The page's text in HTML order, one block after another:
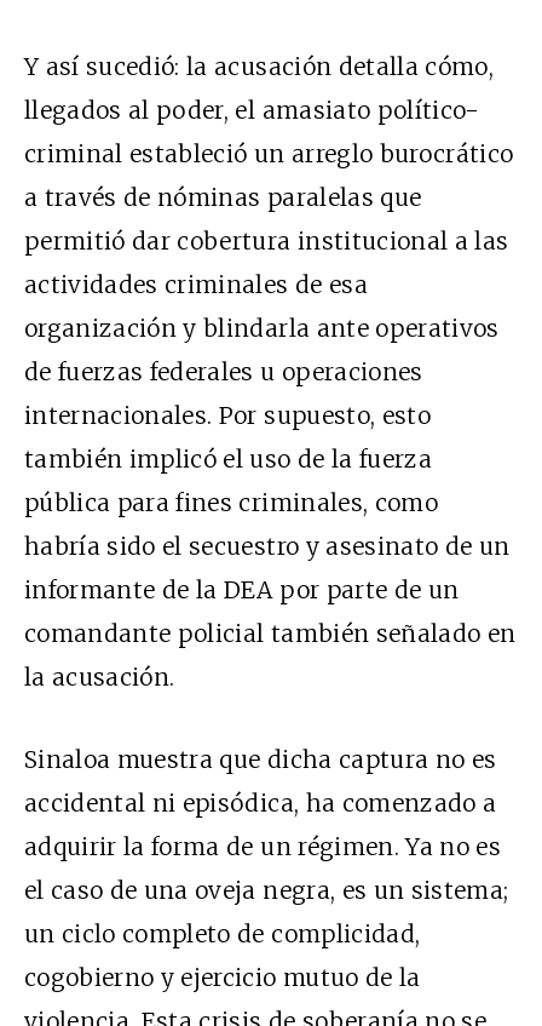
Y así sucedió: la acusación detalla cómo,
llegados al poder, el amasiato político-
criminal estableció un arreglo burocrático
a través de nóminas paralelas que
permitió dar cobertura institucional a las
actividades criminales de esa
organización y blindarla ante operativos
de fuerzas federales u operaciones
internacionales. Por supuesto, esto
también implicó el uso de la fuerza
pública para fines criminales, como
habría sido el secuestro y asesinato de un
informante de la DEA por parte de un
comandante policial también señalado en
la acusación.
Sinaloa muestra que dicha captura no es
accidental ni episódica, ha comenzado a
adquirir la forma de un régimen. Ya no es
el caso de una oveja negra, es un sistema;
un ciclo completo de complicidad,
cogobierno y ejercicio mutuo de la